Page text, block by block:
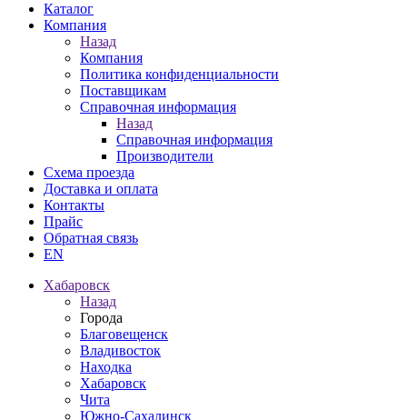
Каталог
Компания
Назад
Компания
Политика конфиденциальности
Поставщикам
Справочная информация
Назад
Справочная информация
Производители
Схема проезда
Доставка и оплата
Контакты
Прайс
Обратная связь
EN
Хабаровск
Назад
Города
Благовещенск
Владивосток
Находка
Хабаровск
Чита
Южно-Сахалинск